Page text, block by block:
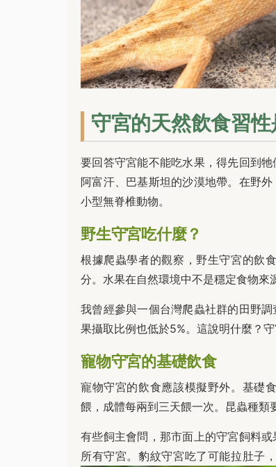
守宮的天然飲食習性
要回答守宮能不能吃水果，得先回到
阿富汗、巴基斯坦的沙漠地帶。在野
小型無脊椎動物。
野生守宮吃什麼？
根據爬蟲學者的觀察，野生守宮的飲
分。水果在自然環境中不是穩定食物來
我曾經參與一個台灣爬蟲社群的田野
果攝取比例也低於5%。這說明什麼？
寵物守宮的基礎飲食
寵物守宮的飲食應該模擬野外。基礎
餵，成體每兩到三天餵一次。昆蟲種類
有些飼主會問，那市面上的守宮飼料
所有守宮。豹紋守宮吃了可能拉肚子